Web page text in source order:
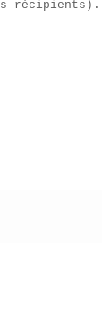
récipients).